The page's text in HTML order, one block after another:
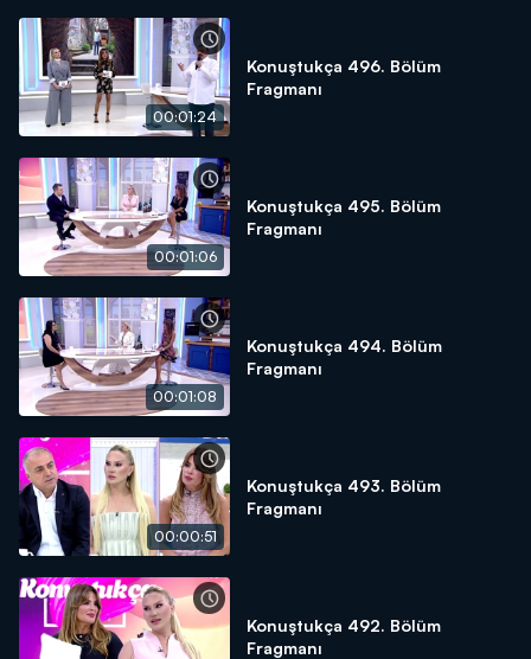
00:01:24
Konuştukça 496. Bölüm
Fragmanı
00:01:06
Konuştukça 495. Bölüm
Fragmanı
00:01:08
Konuştukça 494. Bölüm
Fragmanı
00:00:51
Konuştukça 493. Bölüm
Fragmanı
Konuştukça 492. Bölüm
Fragmanı